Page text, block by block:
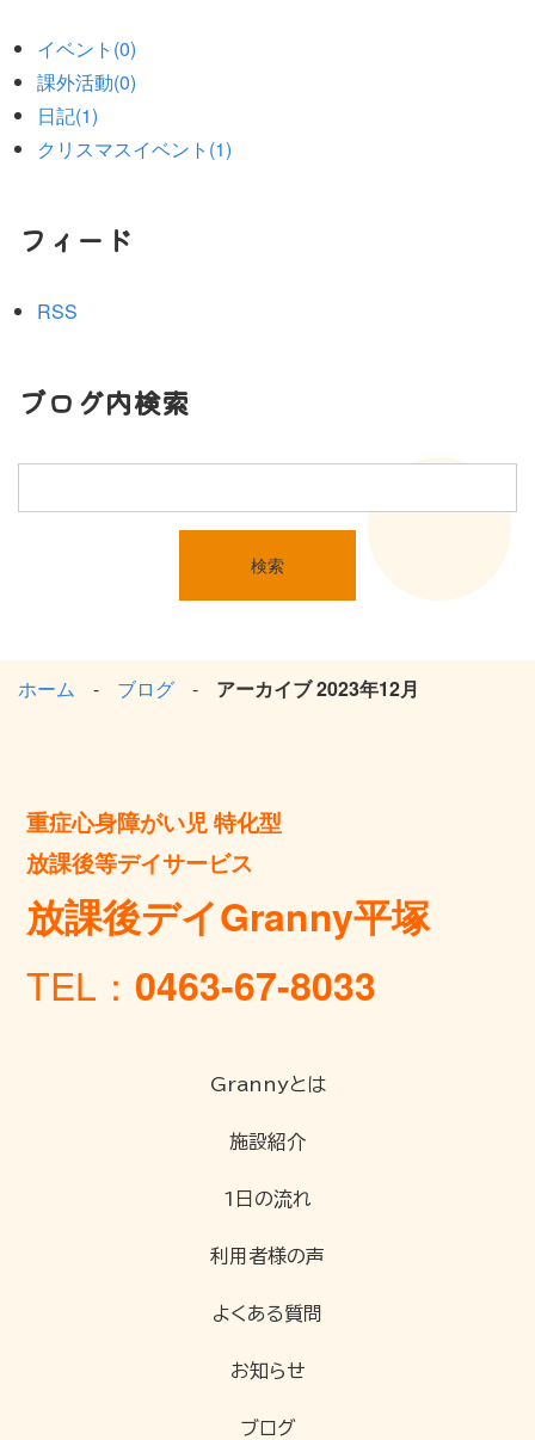
イベント(0)
課外活動(0)
日記(1)
クリスマスイベント(1)
フィード
RSS
ブログ内検索
ホーム ブログ アーカイブ 2023年12月
重症心身障がい児 特化型
放課後等デイサービス
放課後デイGranny平塚
TEL： 0463-67-8033
Grannyとは
施設紹介
1日の流れ
利用者様の声
よくある質問
お知らせ
ブログ